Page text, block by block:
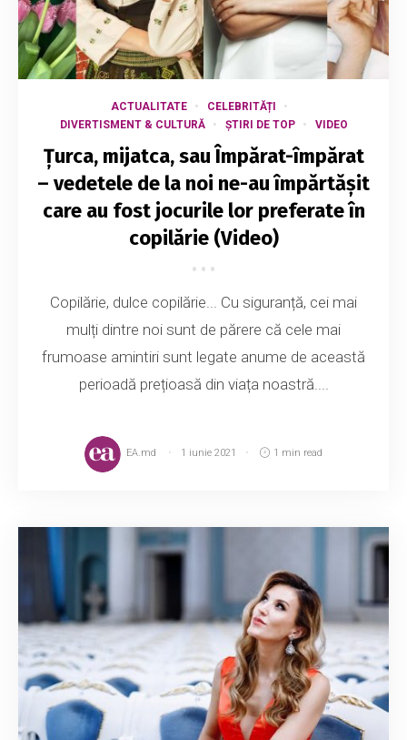
ACTUALITATE
CELEBRITĂȚI
DIVERTISMENT & CULTURĂ
ȘTIRI DE TOP VIDEO
Țurca, mijatca, sau Împărat-împărat
– vedetele de la noi ne-au împărtășit
care au fost jocurile lor preferate în
copilărie (Video)
Copilărie, dulce copilărie... Cu siguranță, cei mai
mulți dintre noi sunt de părere că cele mai
frumoase amintiri sunt legate anume de această
perioadă prețioasă din viața noastră....
EA.md 1 iunie 2021 1 min read